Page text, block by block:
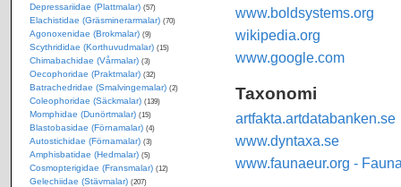
www.boldsystems.org
wikipedia.org
www.google.com
Taxonomi
artfakta.artdatabanken.se
www.dyntaxa.se
www.faunaeur.org -
Depressariidae (Plattmalar) (57)
Elachistidae (Gräsminerarmalar) (70)
Agonoxenidae (Brokmalar) (9)
Scythrididae (Korthuvudmalar) (15)
Chimabachidae (Vårmalar) (3)
Oecophoridae (Praktmalar) (32)
Batrachedridae (Smalvingemalar) (2)
Coleophoridae (Säckmalar) (139)
Momphidae (Dunörtmalar) (15)
Blastobasidae (Förnamalar) (4)
Autostichidae (Förnamalar) (3)
Amphisbatidae (Hedmalar) (5)
Cosmopterigidae (Fransmalar) (12)
Gelechiidae (Stävmalar) (207)